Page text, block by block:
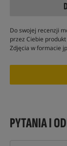
Do swojej recenzji
przez Ciebie produkt
Zdjęcia w formacie
PYTANIA I